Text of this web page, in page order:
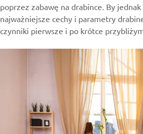
poprzez zabawę na drabince. By
najważniejsze cechy i parametry
czynniki pierwsze i po krótce